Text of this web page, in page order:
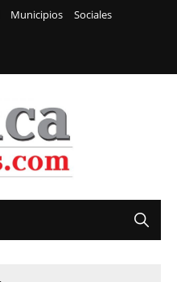
Municipios
Sociales